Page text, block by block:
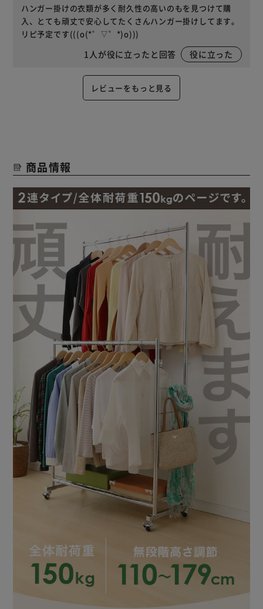
ハンガー掛けの衣類が多く耐久性の高いのもを見つけて購
入、とても頑丈で安心してたくさんハンガー掛けしてます。
リピ予定です(((o(*゜▽゜*)o)))
1 人が役に立ったと回答 役に立った
レビューをもっと見る
商品情報